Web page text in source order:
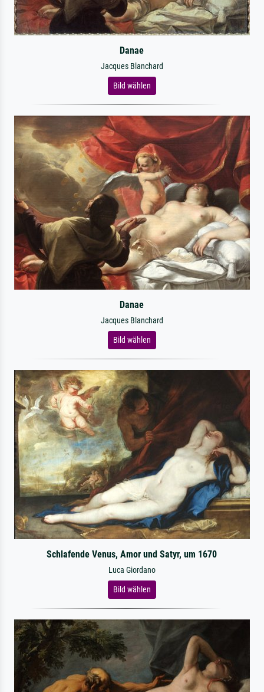
Danae
Jacques Blanchard
Bild wählen
Danae
Jacques Blanchard
Bild wählen
Schlafende Venus, Amor und Satyr, um 1670
Luca Giordano
Bild wählen